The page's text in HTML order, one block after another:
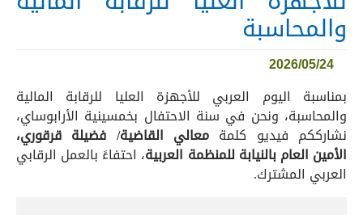
والمحاسبة
2026/05/24
بمناسبة اليوم العربي للأجهزة العليا للرقابة المالية
والمحاسبة، ونحن في سنة الاحتفال بخمسينية الأرابوساي،
نشارككم فيديو كلمة معالي القاضية/ فضيلة قرقوري،
الأمين العام بالنيابة للمنظمة العربية، احتفاءً بالعمل الرقابي
العربي المشترك.